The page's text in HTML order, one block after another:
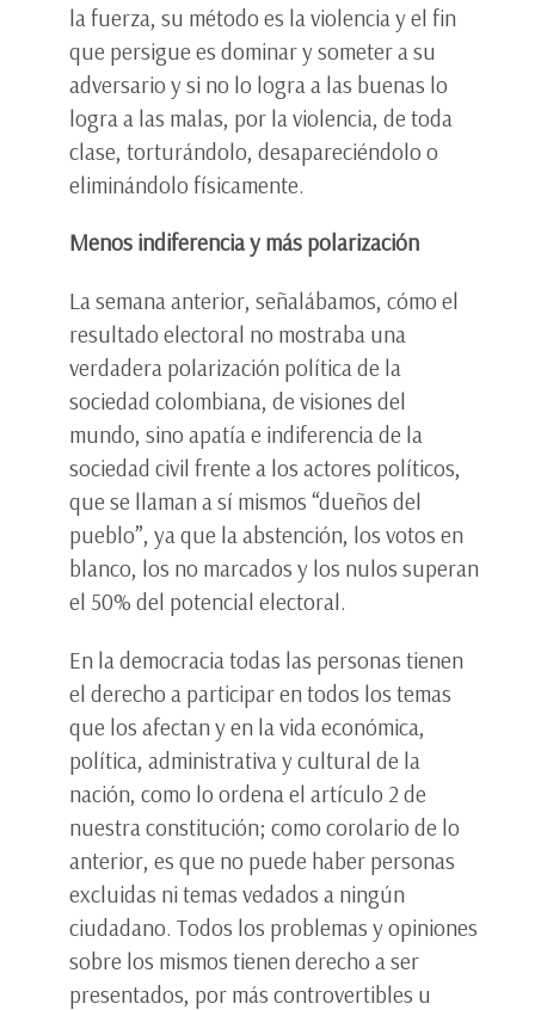
la fuerza, su método es la violencia y el fin
que persigue es dominar y someter a su
adversario y si no lo logra a las buenas lo
logra a las malas, por la violencia, de toda
clase, torturándolo, desapareciéndolo o
eliminándolo físicamente.
Menos indiferencia y más polarización
La semana anterior, señalábamos, cómo el
resultado electoral no mostraba una
verdadera polarización política de la
sociedad colombiana, de visiones del
mundo, sino apatía e indiferencia de la
sociedad civil frente a los actores políticos,
que se llaman a sí mismos “dueños del
pueblo”, ya que la abstención, los votos en
blanco, los no marcados y los nulos superan
el 50% del potencial electoral.
En la democracia todas las personas tienen
el derecho a participar en todos los temas
que los afectan y en la vida económica,
política, administrativa y cultural de la
nación, como lo ordena el artículo 2 de
nuestra constitución; como corolario de lo
anterior, es que no puede haber personas
excluidas ni temas vedados a ningún
ciudadano. Todos los problemas y opiniones
sobre los mismos tienen derecho a ser
presentados, por más controvertibles u